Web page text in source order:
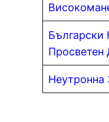
Български
Просветен
Неутронна